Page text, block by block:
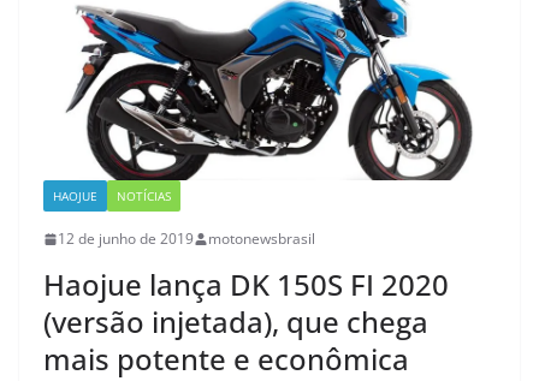
HAOJUE NOTÍCIAS
12 de junho de 2019 motonewsbrasil
Haojue lança DK 150S FI 2020
(versão injetada), que chega
mais potente e econômica